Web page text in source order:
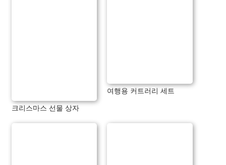
크리스마스 선물 상자
여행용 커트러리 세트